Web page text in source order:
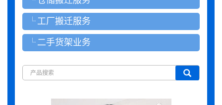
工厂搬迁服务
二手货架业务